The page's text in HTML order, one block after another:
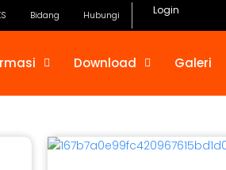
Bidang Hubungi Login
Download Galeri